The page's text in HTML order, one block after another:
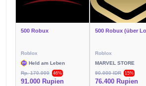
500 Robux
Roblox
Held am Leben
Rp. 170.000
46%
91.000 Rupien
500 Robux (über
Roblox
MARVEL STORE
90.000 IDR
15%
76.400 Rupien